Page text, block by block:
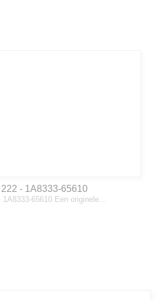
- 1A8333-65610
1A8333-65610 Een originele…